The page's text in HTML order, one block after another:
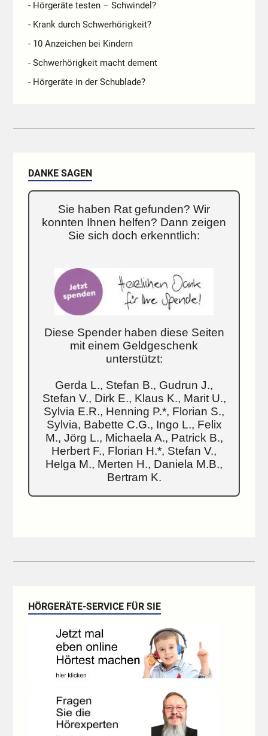
- Hörgeräte testen – Schwindel?
- Krank durch Schwerhörigkeit?
- 10 Anzeichen bei Kindern
- Schwerhörigkeit macht dement
- Hörgeräte in der Schublade?
DANKE SAGEN
Sie haben Rat gefunden? Wir
konnten Ihnen helfen? Dann zeigen
Sie sich doch erkenntlich:
Diese Spender haben diese Seiten
mit einem Geldgeschenk
unterstützt:
Gerda L., Stefan B., Gudrun J.,
Stefan V., Dirk E., Klaus K., Marit U.,
Sylvia E.R., Henning P.*, Florian S.,
Sylvia, Babette C.G., Ingo L., Felix
M., Jörg L., Michaela A., Patrick B.,
Herbert F., Florian H.*, Stefan V.,
Helga M., Merten H., Daniela M.B.,
Bertram K.
HÖRGERÄTE-SERVICE FÜR SIE